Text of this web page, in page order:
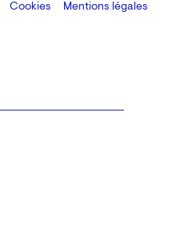
8080.studio
Cookies Mentions légales